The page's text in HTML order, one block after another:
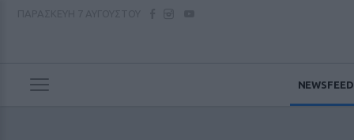
NEWSFEED